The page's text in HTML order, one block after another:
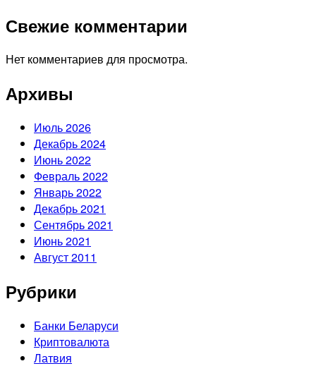
Свежие комментарии
Нет комментариев для просмотра.
Архивы
Июль 2026
Декабрь 2024
Июнь 2022
Февраль 2022
Январь 2022
Декабрь 2021
Сентябрь 2021
Июнь 2021
Август 2011
Рубрики
Банки Беларуси
Криптовалюта
Латвия